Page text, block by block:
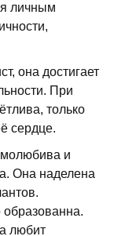
личным
она достигает
При
только
сердце.
и
Она на­делена
образованна.
любит